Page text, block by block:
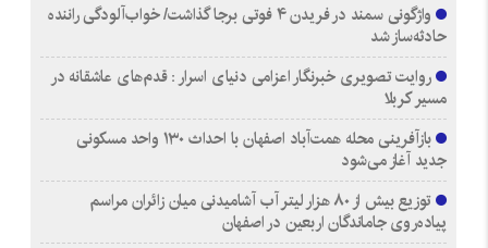
واژگونی سمند در فریدن ۴ فوتی برجا گذاشت/ خواب‌آلودگی راننده
حادثه‌ساز شد
روایت تصویری خبرنگار اعزامی دنیای اسرار : قدم‌های عاشقانه در
مسیر کربلا
بازآفرینی محله همت‌آباد اصفهان با احداث ۱۳۰ واحد مسکونی
جدید آغاز می‌شود
توزیع بیش از ۸۰ هزار لیتر آب آشامیدنی میان زائران مراسم
پیاده‌روی جاماندگان اربعین در اصفهان